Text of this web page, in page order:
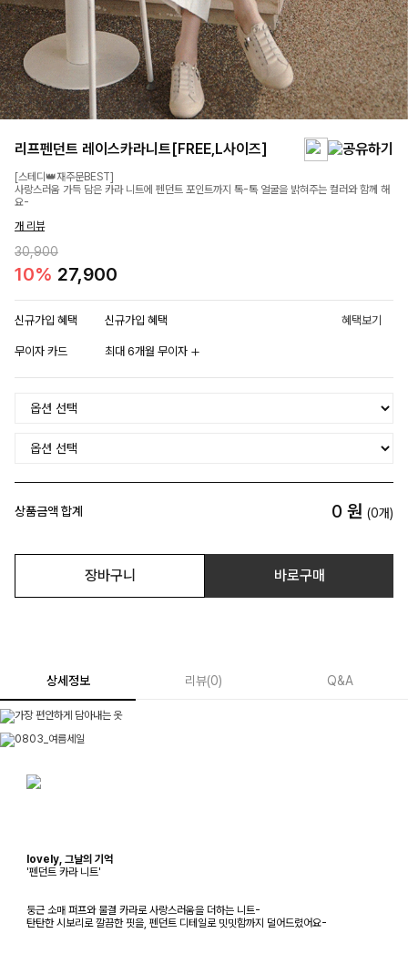
리프펜던트 레이스카라니트[FREE,L사이즈]
[스테디👑재주문BEST]
사랑스러움 가득 담은 카라 니트에 펜던트 포인트까지 톡-톡 얼굴을 밝혀주는 컬러와 함께 해
요-
개 리뷰
30,900
10% 27,900
신규가입 혜택 신규가입 혜택 혜택보기
무이자 카드 최대 6개월 무이자
상품금액 합계 0 원 (0개)
장바구니 바로구매
상세정보 리뷰(0) Q&A
lovely, 그날의 기억
'펜던트 카라 니트'
둥근 소매 퍼프와 물결 카라로 사랑스러움을 더하는 니트-
탄탄한 시보리로 깔끔한 핏을, 펜던트 디테일로 밋밋함까지 덜어드렸어요-